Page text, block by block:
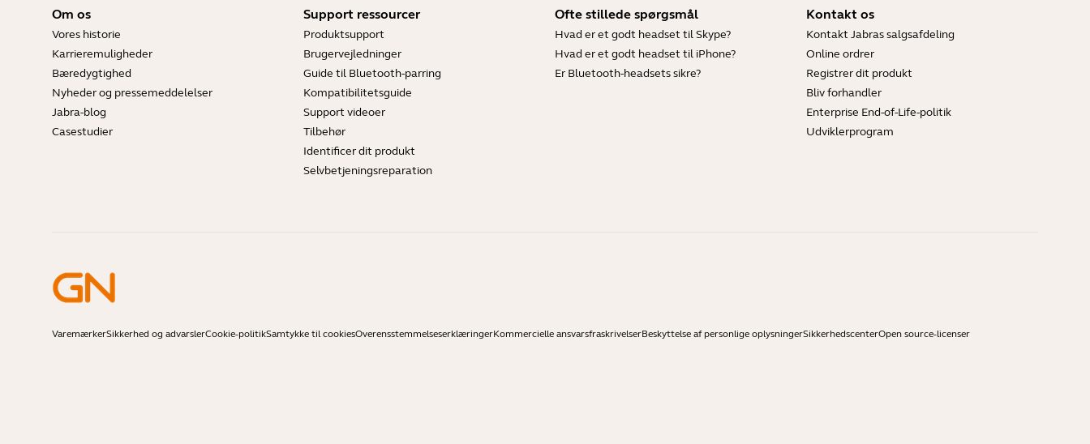
Om os
Vores historie
Karrieremuligheder
Bæredygtighed
Nyheder og pressemeddelelser
Jabra-blog
Casestudier
Support ressourcer
Produktsupport
Brugervejledninger
Guide til Bluetooth-parring
Kompatibilitetsguide
Support videoer
Tilbehør
Identificer dit produkt
Selvbetjeningsreparation
Ofte stillede spørgsmål
Hvad er et godt headset til Skype?
Hvad er et godt headset til iPhone?
Er Bluetooth-headsets sikre?
Kontakt os
Kontakt Jabras salgsafdeling
Online ordrer
Registrer dit produkt
Bliv forhandler
Enterprise End-of-Life-politik
Udviklerprogram
VaremærkerSikkerhed og advarslerCookie-politikSamtykke til cookiesOverensstemmelseserklæringerKommercielle ansvarsfraskrivelserBeskyttelse af personlige oplysningerSikkerhedscenterOpen source-licenser